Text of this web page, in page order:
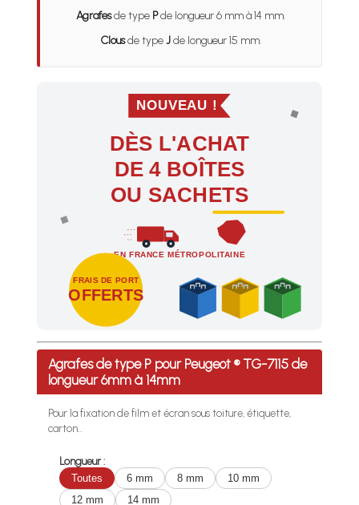
Agrafesde type Pde longueur 6 mm à 14 mm.
Clousde typeJde longueur 15 mm.
NOUVEAU !
DÈS L'ACHAT
DE 4 BOÎTES
OU SACHETS
EN FRANCE MÉTROPOLITAINE
FRAIS DE PORT
OFFERTS
Profitez des Frais de port offerts en France
Agrafes de type P pour Peugeot ® TG-7115 de
longueur 6mm à 14mm
Pour la fixation de film et écran sous toiture, étiquette,
carton...
Longueur :
Toutes
6 mm 8 mm
10 mm
12 mm
14 mm